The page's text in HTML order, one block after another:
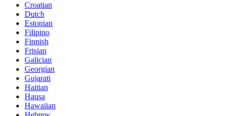
Croatian
Dutch
Estonian
Filipino
Finnish
Frisian
Galician
Georgian
Gujarati
Haitian
Hausa
Hawaiian